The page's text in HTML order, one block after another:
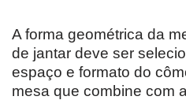
A forma geométrica da
de jantar deve ser
espaço e formato do
mesa que combine com